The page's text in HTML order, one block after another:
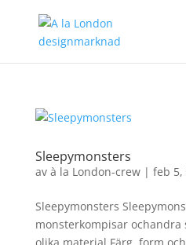
Sleepymonsters
av à la London-crew| feb 5,
Sleepymonsters
monsterkompisar ochandra